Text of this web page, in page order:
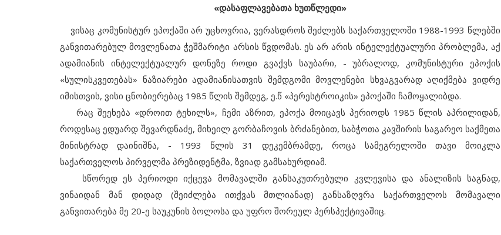
«დასაფლავებათა ხუთწლედი»
ვისაც კომუნისტურ ეპოქაში არ უცხოვრია, ვერასდროს შეძლებს საქართველოში 1988-1993 წლებში
განვითარებულ მოვლენათა ჭეშმარიტი არსის წვდომას. ეს არ არის ინტელექტუალური პრობლემა, აქ
ადამიანის ინტელექტუალურ დონეზე როდი გვაქვს საუბარი, - უბრალოდ, კომუნისტური ეპოქის
«სულისკვეთებას» ნაზიარები ადამიანისათვის შემდგომი მოვლენები სხვაგვარად აღიქმება ვიდრე
იმისთვის, ვისი ცნობიერებაც 1985 წლის შემდეგ, ე.წ «პერესტროიკის» ეპოქაში ჩამოყალიბდა.
რაც შეეხება «დროით ტეხილს», ჩემი აზრით, ეპოქა მოიცავს პერიოდს 1985 წლის აპრილიდან,
როდესაც ედუარდ შევარდნაძე, მიხეილ გორბაჩოვის ბრძანებით, საბჭოთა კავშირის საგარეო საქმეთა
მინისტრად დაინიშნა, - 1993 წლის 31 დეკემბრამდე, როცა სამეგრელოში თავი მოიკლა
საქართველოს პირველმა პრეზიდენტმა, ზვიად გამსახურდიამ.
სწორედ ეს პერიოდი იქცევა მომავალში განსაკუთრებული კვლევისა და ანალიზის საგნად,
ვინაიდან მან დიდად (შეიძლება ითქვას მთლიანად) განსაზღვრა საქართველოს მომავალი
განვითარება მე 20-ე საუკუნის ბოლოსა და უფრო შორეულ პერსპექტივაშიც.
მიმდინარე მოვლენები
დავიწყებული ყირგიზეთის გაკვეთილი
ბერეზოვსკი საქართველოს ყიდვას,
დსთ-ს - სააქციო საზოგადოებად
გარდაქმნას...